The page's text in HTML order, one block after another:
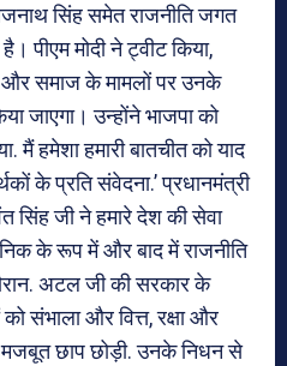
सिंह समेत राजनीति जगत
पीएम मोदी ने ट्वीट किया,
और समाज के मामलों पर उनके
जाएगा। उन्होंने भाजपा को
मैं हमेशा हमारी बातचीत को याद
के प्रति संवेदना.’ प्रधानमंत्री
सिंह जी ने हमारे देश की सेवा
के रूप में और बाद में राजनीति
अटल जी की सरकार के
को संभाला और वित्त, रक्षा और
मजबूत छाप छोड़ी. उनके निधन से